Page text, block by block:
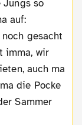
Jungs so
auf:
gesacht
imma, wir
auch ma
die Pocke
Sammer